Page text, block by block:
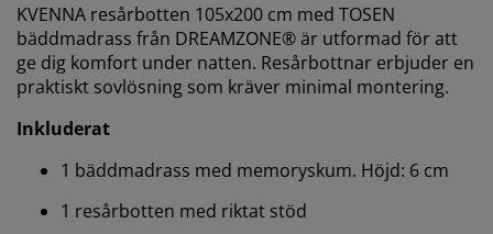
KVENNA resårbotten 105x200 cm med TOSEN
bäddmadrass från DREAMZONE® är utformad för att
ge dig komfort under natten. Resårbottnar erbjuder en
praktiskt sovlösning som kräver minimal montering.
Inkluderat
1 bäddmadrass med memoryskum. Höjd: 6 cm
1 resårbotten med riktat stöd